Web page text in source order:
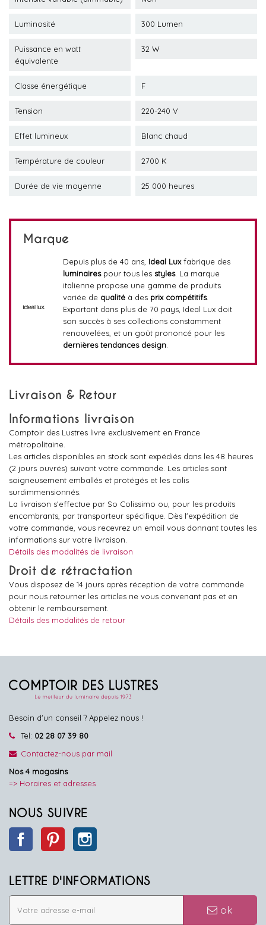
Luminosité 300 Lumen
Puissance en watt
équivalente
32 W
Classe énergétique F
Tension 220-240 V
Effet lumineux Blanc chaud
Température de couleur 2700 K
Durée de vie moyenne 25 000 heures
Marque
Depuis plus de 40 ans, Ideal Luxfabrique des
luminairespour tous les styles. La marque
italienne propose une gamme de produits
variée de qualitéà des prix compétitifs.
Exportant dans plus de 70 pays, Ideal Lux doit
son succès à ses collections constamment
renouvelées, et un goût prononcé pour les
dernières tendances design.
Livraison & Retour
Informations livraison
Comptoir des Lustres livre exclusivement en France
métropolitaine.
Les articles disponibles en stock sont expédiés dans les 48 heures
(2 jours ouvrés) suivant votre commande. Les articles sont
soigneusement emballés et protégés et les colis
surdimmensionnés.
La livraison s'effectue par So Colissimo ou, pour les produits
encombrants, par transporteur spécifique. Dès l'expédition de
votre commande, vous recevrez un email vous donnant toutes les
informations sur votre livraison.
Détails des modalités de livraison
Droit de rétractation
Vous disposez de 14 jours après réception de votre commande
pour nous retourner les articles ne vous convenant pas et en
obtenir le remboursement.
Détails des modalités de retour
Besoin d'un conseil ? Appelez nous !
Tel: 02 28 07 39 80
Contactez-nous par mail
Nos 4 magasins
=> Horaires et adresses
NOUS SUIVRE
Facebook Pinterest
LETTRE D'INFORMATIONS
ok